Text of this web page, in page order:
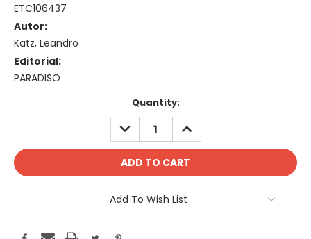
ETC106437
Autor:
Katz, Leandro
Editorial:
PARADISO
Quantity:
DECREASE
QUANTITY:
INCREASE
QUANTITY:
Add To Wish List